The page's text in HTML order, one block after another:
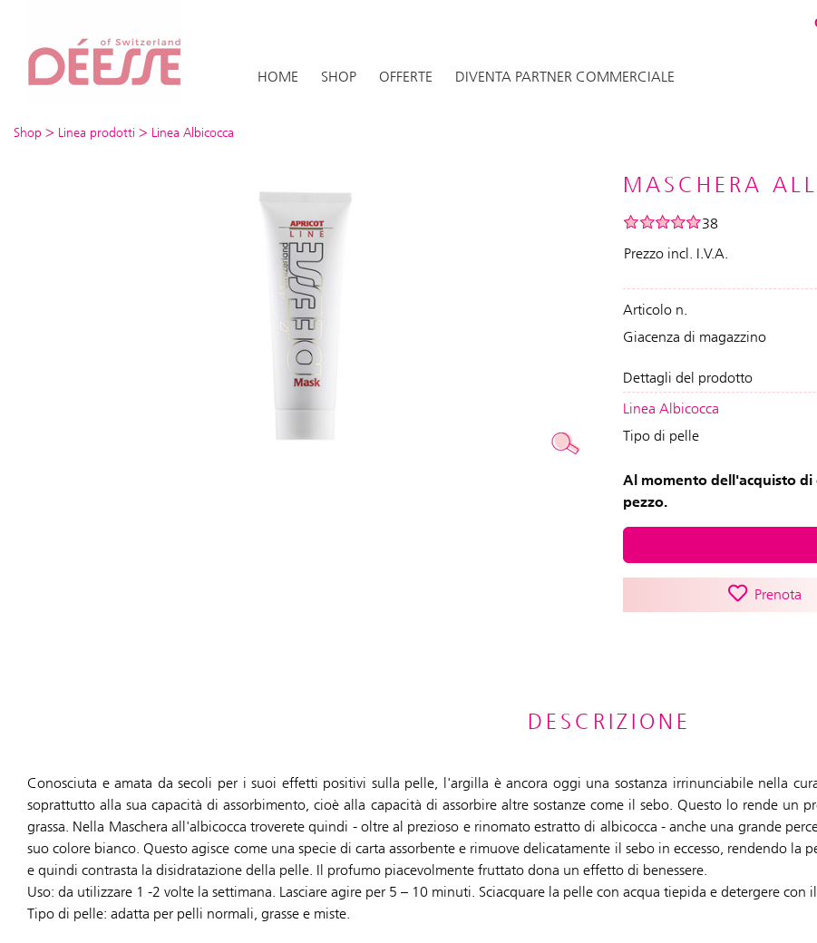
HOME SHOP OFFERTE DIVENTA PARTNER COMMERCIALE
Shop > Linea prodotti > Linea Albicocca
MASCHERA
38
Prezzo incl. I.V.A.
Articolo n.
Giacenza di magazzino
Dettagli del prodotto
Linea Albicocca
Tipo di pelle
Al momento dell'acquisto
pezzo.
Prenota
DESCRIZIONE
Conosciuta e amata da secoli per i suoi effetti positivi sulla pelle, l'argilla è ancora oggi una sostanza irrinunciabile nella
soprattutto alla sua capacità di assorbimento, cioè alla capacità di assorbire altre sostanze come il sebo. Questo lo rende un
grassa. Nella Maschera all'albicocca troverete quindi - oltre al prezioso e rinomato estratto di albicocca - anche una grande
suo colore bianco. Questo agisce come una specie di carta assorbente e rimuove delicatamente il sebo in eccesso, rendendo
e quindi contrasta la disidratazione della pelle. Il profumo piacevolmente fruttato dona un effetto di benessere.
Uso: da utilizzare 1 -2 volte la settimana. Lasciare agire per 5 – 10 minuti. Sciacquare la pelle con acqua tiepida e detergere con
Tipo di pelle: adatta per pelli normali, grasse e miste.